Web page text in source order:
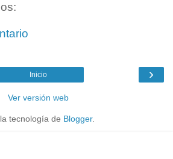
›
Inicio
Ver versión web
tecnología de Blogger.